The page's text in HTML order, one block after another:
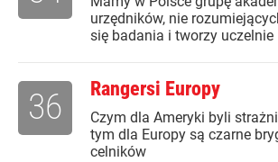
urzędników, nie
się badania i tworzy uczelnie
Rangersi Europy
Czym dla Ameryki byli
tym dla Europy są czarne
celników
36